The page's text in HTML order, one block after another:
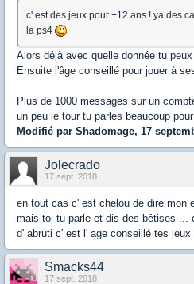
c' est des jeux pour +12 ans ! ya des
la ps4
Alors déjà avec quelle donnée tu
Ensuite l'âge conseillé pour jouer à
Plus de 1000 messages sur un
un peu le tour tu parles beaucoup pour
Modifié par Shadomage, 17
Jolecrado
17 sept. 2018
en tout cas c' est chelou de dire mon
mais toi tu parle et dis des bêtises ...
d' abruti c' est l' age conseillé tes jeux
Smacks44
17 sept. 2018